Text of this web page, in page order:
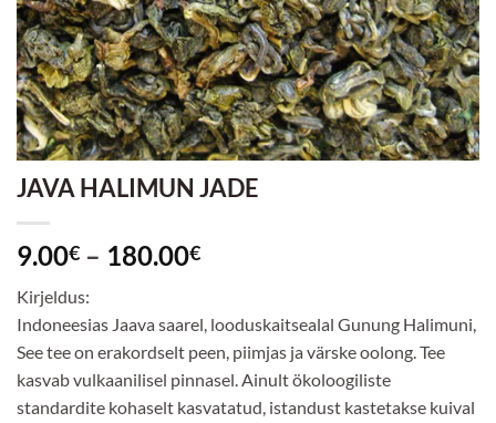
JAVA HALIMUN JADE
9.00€ – 180.00€Hinnavahemik:
180.00€
Kirjeldus:
Indoneesias Jaava saarel, looduskaitsealal Gunung Halimuni,
See tee on erakordselt peen, piimjas ja värske oolong. Tee
kasvab vulkaanilisel pinnasel. Ainult ökoloogiliste
standardite kohaselt kasvatatud, istandust kastetakse kuival